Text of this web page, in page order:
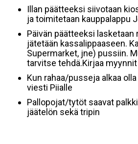
Illan päätteeksi siivotaan
ja toimitetaan kauppalappu
Päivän päätteeksi lasketaan
jätetään kassalippaaseen.
Supermarket, jne) pussiin.
tarvitse tehdä.Kirjaa
Kun rahaa/pusseja alkaa
viesti Piialle
Pallopojat/tytöt saavat
jäätelön sekä tripin